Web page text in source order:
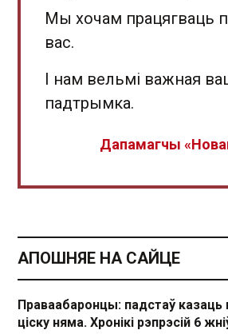
Мы хочам працягваць
вас.
І нам вельмі важная
падтрымка.
Дапамагчы
АПОШНЯЕ НА САЙЦЕ
Праваабаронцы: падстаў
ціску няма. Хронікі рэпрэсій 6